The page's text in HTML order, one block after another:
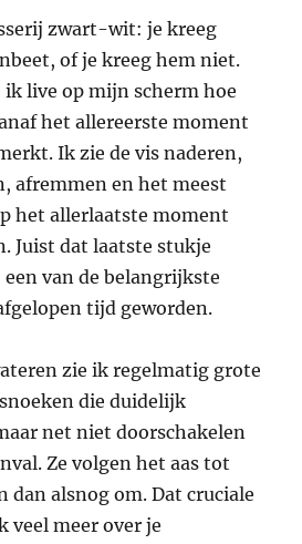
zwart-wit: je kreeg
of je kreeg hem niet.
live op mijn scherm hoe
het allereerste moment
Ik zie de vis naderen,
afremmen en het meest
het allerlaatste moment
Juist dat laatste stukje
van de belangrijkste
tijd geworden.
zie ik regelmatig grote
die duidelijk
net niet doorschakelen
Ze volgen het aas tot
dan alsnog om. Dat cruciale
veel meer over je